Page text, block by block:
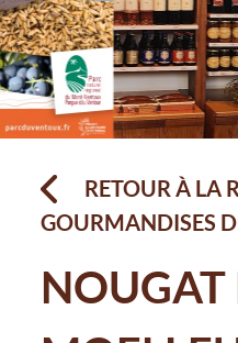
RETOUR À LA
GOURMANDISES